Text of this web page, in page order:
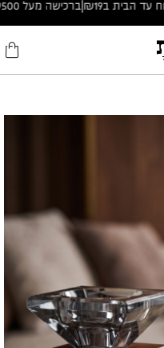
ברכישה מעל ₪500 קבלו משלוח עד הבית ב₪19|